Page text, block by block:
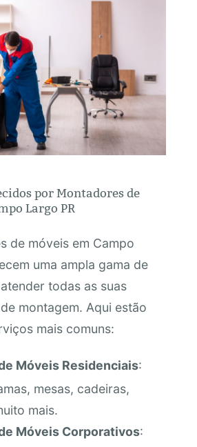
por Montadores de
Largo PR
de móveis em Campo
uma ampla gama de
todas as suas
montagem. Aqui estão
mais comuns:
Móveis Residenciais:
mesas, cadeiras,
mais.
Móveis Corporativos: